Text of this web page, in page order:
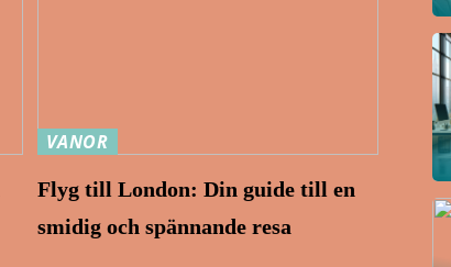
VANOR
Flyg till London: Din guide till en
smidig och spännande resa